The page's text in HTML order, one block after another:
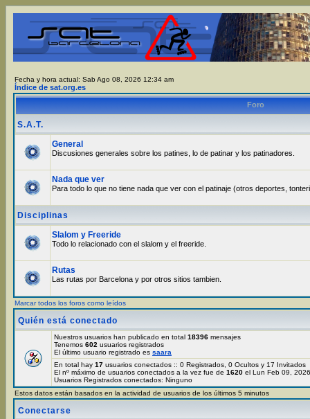
Fecha y hora actual: Sab Ago 08, 2026 12:34 am
Índice de sat.org.es
Foro
S.A.T.
General
Discusiones generales sobre los patines, lo de patinar y los patinadores.
Nada que ver
Para todo lo que no tiene nada que ver con el patinaje (otros deportes,
Disciplinas
Slalom y Freeride
Todo lo relacionado con el slalom y el freeride.
Rutas
Las rutas por Barcelona y por otros sitios tambien.
Marcar todos los foros como leídos
Quién está conectado
Nuestros usuarios han publicado en total 18396 mensajes
Tenemos 602 usuarios registrados
El último usuario registrado es saara
En total hay 17 usuarios conectados :: 0 Registrados, 0 Ocultos y 17
El nº máximo de usuarios conectados a la vez fue de 1620 el Lun Feb 09,
Usuarios Registrados conectados: Ninguno
Estos datos están basados en la actividad de usuarios de los últimos 5 minutos
Conectarse